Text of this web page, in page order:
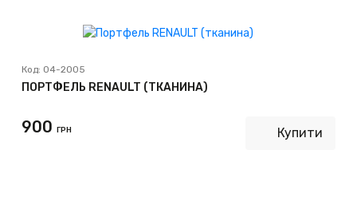
Код: 04-2005
ПОРТФЕЛЬ RENAULT (ТКАНИНА)
900 ГРН Купити